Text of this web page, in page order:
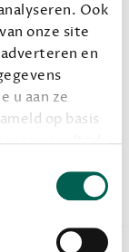
Ook
onze site
en
u aan ze
op basis
van je
delen
op